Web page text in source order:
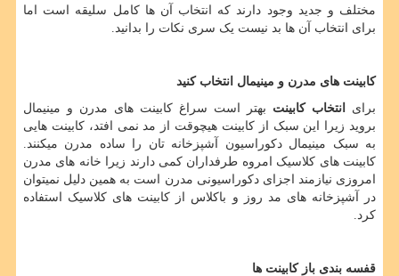
مختلف و جدید وجود دارند که انتخاب آن ها کامل سلیقه است اما
برای انتخاب آن ها بد نیست یک سری نکات را بدانید.
کابینت های مدرن و مینیمال انتخاب کنید
برای
انتخاب کابینت بهتر است سراغ کابینت های مدرن و مینیمال
بروید زیرا این سبک از کابینت هیچوقت از مد نمی افتد، کابینت هایی
به سبک مینیمال دکوراسیون آشپزخانه تان را ساده مدرن میکنند.
کابینت های کلاسیک امروه طرفداران کمی دارند زیرا خانه های مدرن
امروزی نیازمند اجزای دکوراسیونی مدرن است به همین دلیل نمیتوان
در آشپزخانه های مد روز و باکلاس از کابینت های کلاسیک استفاده
کرد.
قفسه بندی باز کابینت ها